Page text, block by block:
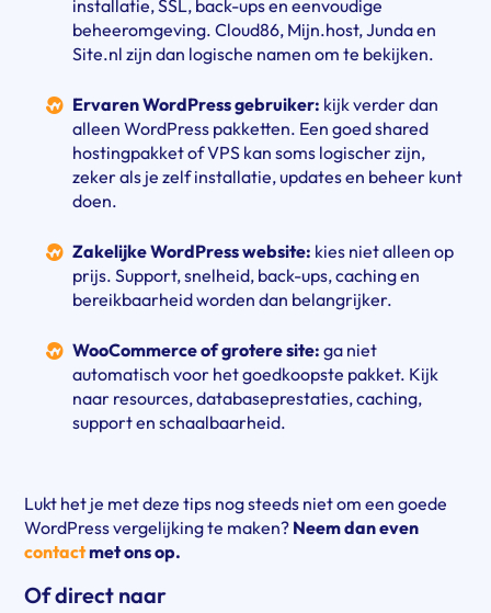
installatie, SSL, back-ups en eenvoudige
beheeromgeving. Cloud86, Mijn.host, Junda en
Site.nl zijn dan logische namen om te bekijken.
Ervaren WordPress gebruiker: kijk verder dan
alleen WordPress pakketten. Een goed shared
hostingpakket of VPS kan soms logischer zijn,
zeker als je zelf installatie, updates en beheer kunt
doen.
Zakelijke WordPress website: kies niet alleen op
prijs. Support, snelheid, back-ups, caching en
bereikbaarheid worden dan belangrijker.
WooCommerce of grotere site: ga niet
automatisch voor het goedkoopste pakket. Kijk
naar resources, databaseprestaties, caching,
support en schaalbaarheid.
Lukt het je met deze tips nog steeds niet om een goede
WordPress vergelijking te maken? Neem dan even
contactmet ons op.
Of direct naar